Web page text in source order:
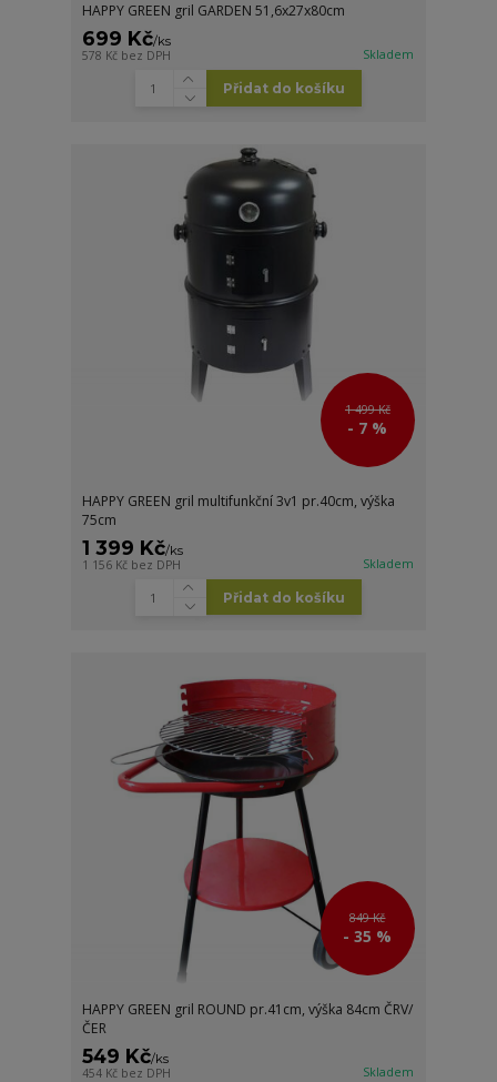
HAPPY GREEN gril GARDEN 51,6x27x80cm
699 Kč/ks
578 Kč bez DPH Skladem
Přidat do košíku
1 499 Kč
- 7 %
HAPPY GREEN gril multifunkční 3v1 pr.40cm, výška
75cm
1 399 Kč/ks
1 156 Kč bez DPH Skladem
Přidat do košíku
849 Kč
- 35 %
HAPPY GREEN gril ROUND pr.41cm, výška 84cm ČRV/
ČER
549 Kč/ks
454 Kč bez DPH Skladem